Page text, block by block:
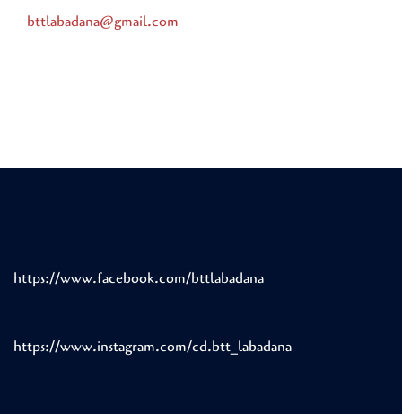
bttlabadana@gmail.com
https://www.facebook.com/bttlabadana
https://www.instagram.com/cd.btt_labadana